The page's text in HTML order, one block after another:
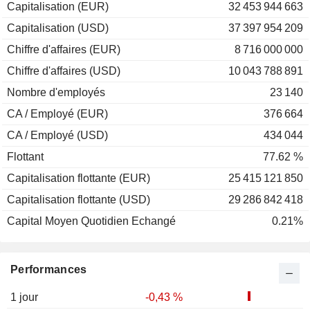
Performances
1 jour
-0,43 %
Capitalisation (EUR)
32 453 944 663
Capitalisation (USD)
37 397 954 209
Chiffre d'affaires (EUR)
8 716 000 000
Chiffre d'affaires (USD)
10 043 788 891
Nombre d'employés
23 140
CA / Employé (EUR)
376 664
CA / Employé (USD)
434 044
Flottant
77.62 %
Capitalisation flottante (EUR)
25 415 121 850
Capitalisation flottante (USD)
29 286 842 418
Capital Moyen Quotidien Echangé
0.21%